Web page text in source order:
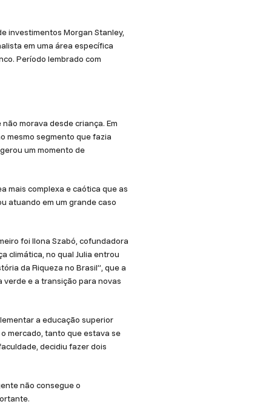
investimentos Morgan Stanley,
em uma área específica
Período lembrado com
morava desde criança. Em
mesmo segmento que fazia
um momento de
mais complexa e caótica que as
atuando em um grande caso
foi Ilona Szabó, cofundadora
climática, no qual Julia entrou
da Riqueza no Brasil”, que a
verde e a transição para novas
a educação superior
mercado, tanto que estava se
decidiu fazer dois
não consegue o